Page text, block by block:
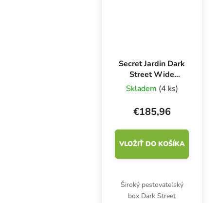
Secret Jardin Dark
Street Wide
120x60x178 cm,
DS120W R4.0
Skladem (4 ks)
€185,96
VLOŽIŤ DO KOŠÍKA
Široký pestovateľský
box Dark Street